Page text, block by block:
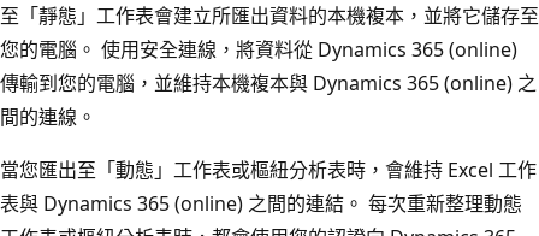
至「靜態」 工作表會建立所匯出資料的本機複本，並將它儲存至
您的電腦。 使用安全連線，將資料從 Dynamics 365 (online)
傳輸到您的電腦，並維持本機複本與 Dynamics 365 (online) 之
間的連線。
當您匯出至「動態」 工作表或樞紐分析表時，會維持 Excel 工作
表與 Dynamics 365 (online) 之間的連結。 每次重新整理動態